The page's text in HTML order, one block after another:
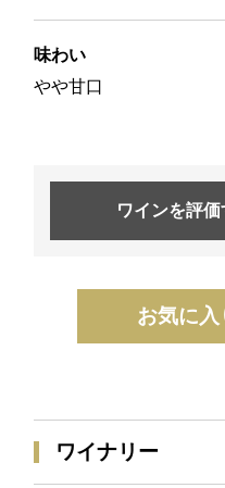
味わい
やや甘口
ワインを評価
お気に
ワイナリー